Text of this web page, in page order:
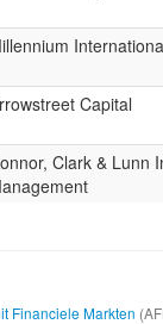
Capital
Clark & Lunn
Financiele Markten